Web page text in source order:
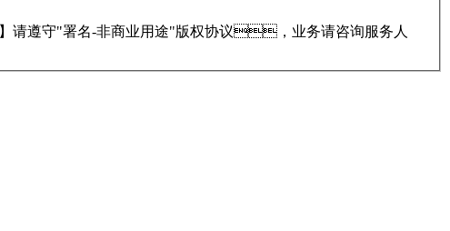
】请遵守"署名-非商业用途"版权协议，业务请咨询服务人